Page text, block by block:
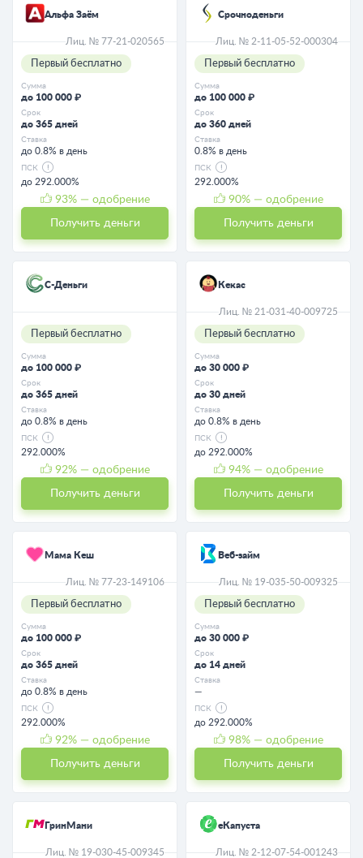
Альфа Заём
Лиц. № 77-21-020565
Первый бесплатно
Сумма
до 100 000 ₽
Срок
до 365 дней
Ставка
до 0.8% в день
ПСК
до 292.000%
93% — одобрение
Получить деньги
Срочноденьги
Лиц. № 2-11-05-52-000304
Первый бесплатно
Сумма
до 100 000 ₽
Срок
до 360 дней
Ставка
0.8% в день
ПСК
292.000%
90% — одобрение
Получить деньги
С-Деньги
Первый бесплатно
Сумма
до 100 000 ₽
Срок
до 365 дней
Ставка
до 0.8% в день
ПСК
292.000%
92% — одобрение
Получить деньги
Кекас
Лиц. № 21-031-40-009725
Первый бесплатно
Сумма
до 30 000 ₽
Срок
до 30 дней
Ставка
до 0.8% в день
ПСК
до 292.000%
94% — одобрение
Получить деньги
Мама Кеш
Лиц. № 77-23-149106
Первый бесплатно
Сумма
до 100 000 ₽
Срок
до 365 дней
Ставка
до 0.8% в день
ПСК
292.000%
92% — одобрение
Получить деньги
Веб-займ
Лиц. № 19-035-50-009325
Первый бесплатно
Сумма
до 30 000 ₽
Срок
до 14 дней
Ставка
—
ПСК
до 292.000%
98% — одобрение
Получить деньги
ГринМани
Лиц. № 19-030-45-009345
еКапуста
Лиц. № 2-12-07-54-001243